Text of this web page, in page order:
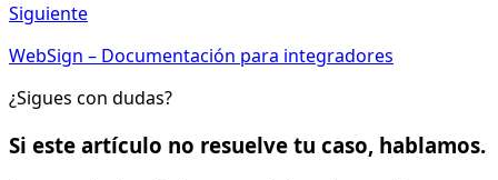
Siguiente
WebSign – Documentación para integradores
¿Sigues con dudas?
Si este artículo no resuelve tu caso, hablamos.